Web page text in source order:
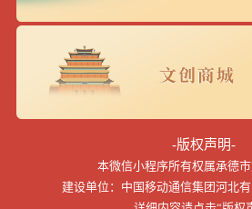
-版权声明-
本微信小程序所有权属承德
建设单位：中国移动通信集团河北